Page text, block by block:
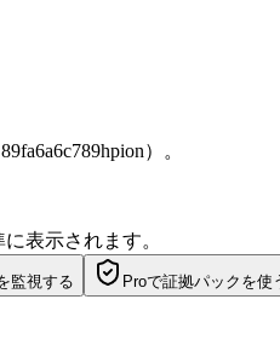
）。
表示されます。
監視する Proで証拠パックを使